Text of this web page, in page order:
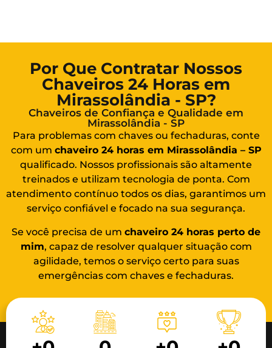
Por Que Contratar Nossos
Chaveiros 24 Horas em
Mirassolândia - SP?
Chaveiros de Confiança e Qualidade em
Mirassolândia - SP
Para problemas com chaves ou fechaduras, conte
com um chaveiro 24 horas em Mirassolândia – SP
qualificado. Nossos profissionais são altamente
treinados e utilizam tecnologia de ponta. Com
atendimento contínuo todos os dias, garantimos um
serviço confiável e focado na sua segurança.
Se você precisa de um chaveiro 24 horas perto de
mim, capaz de resolver qualquer situação com
agilidade, temos o serviço certo para suas
emergências com chaves e fechaduras.